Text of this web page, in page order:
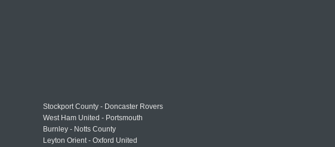
Stockport County - Doncaster Rovers
West Ham United - Portsmouth
Burnley - Notts County
Leyton Orient - Oxford United